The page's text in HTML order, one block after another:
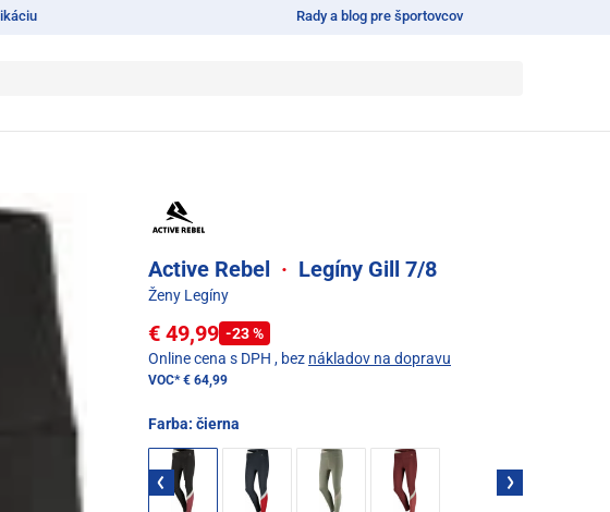
Rady a blog pre športovcov
Active Rebel · Legíny Gill 7/8
Ženy Legíny
€ 49,99 -23 %
Online cena s DPH , bez nákladov na dopravu
VOC*€ 64,99
Farba: čierna